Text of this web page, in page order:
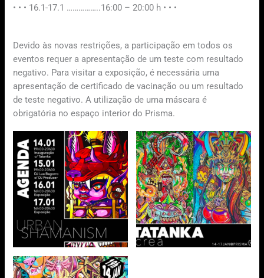
• • • 16.1-17.1 ……………..16:00 – 20:00 h • • •
Devido às novas restrições, a participação em todos os
eventos requer a apresentação de um teste com resultado
negativo. Para visitar a exposição, é necessária uma
apresentação de certificado de vacinação ou um resultado
de teste negativo. A utilização de uma máscara é
obrigatória no espaço interior do Prisma.